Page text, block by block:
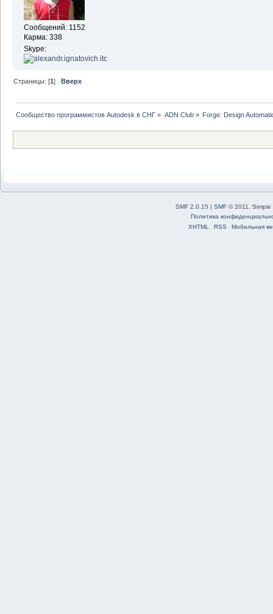
Сообщений: 1152
Карма: 338
Skype:
Страницы: [1] Вверх
Сообщество программистов Autodesk в СНГ » ADN Club» Forge: Design
SMF 2.0.15 SMF © 2011, Simple
Политика
XHTML
RSS Мобильная